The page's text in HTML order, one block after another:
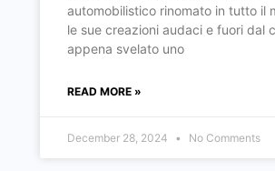
automobilistico rinomato in tutto il
le sue creazioni audaci e fuori dal
appena svelato uno
READ MORE »
December 28, 2024 No Comments